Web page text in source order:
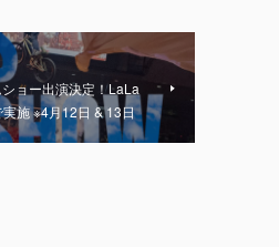
ョー出演決定！LaLa
施 ※4月12日 & 13日